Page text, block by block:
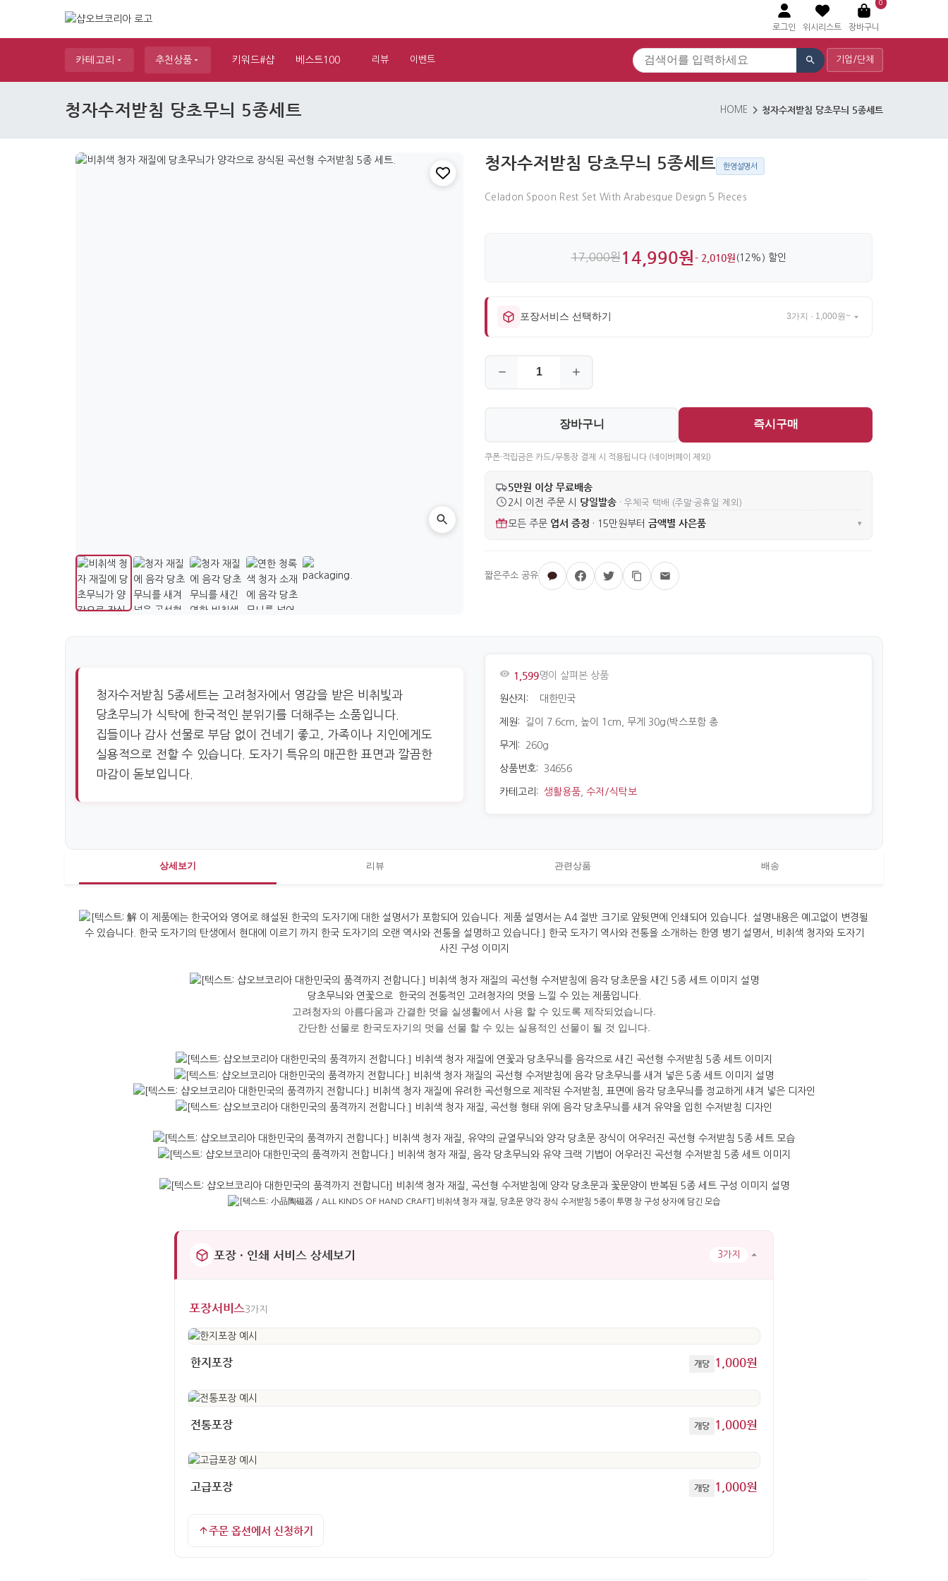
로그인 위시리스트
0
장바구니
카테고리 추천상품 키워드#샵 베스트100 리뷰 이벤트 기업/단체
청자수저받침 당초무늬 5종세트 HOME 청자수저받침 당초무늬 5종세트
청자수저받침 당초무늬 5종세트 한영설명서
Celadon Spoon Rest Set With Arabesque Design 5 Pieces
17,000원14,990원 - 2,010원 (12%) 할인
포장서비스 선택하기 3가지 · 1,000원~
장바구니 즉시구매
쿠폰·적립금은 카드/무통장 결제 시 적용됩니다 (네이버페이 제외)
5만원 이상 무료배송
2시 이전 주문 시 당일발송 · 우체국 택배 (주말·공휴일 제외)
모든 주문 엽서 증정 · 15만원부터 금액별 사은품 ▾
청자수저받침 5종세트는 고려청자에서 영감을 받은 비취빛과
당초무늬가 식탁에 한국적인 분위기를 더해주는 소품입니다.
집들이나 감사 선물로 부담 없이 건네기 좋고, 가족이나 지인에게도
실용적으로 전할 수 있습니다. 도자기 특유의 매끈한 표면과 깔끔한
마감이 돋보입니다.
1,599명이 살펴본 상품
원산지: 대한민국
제원: 길이 7.6cm, 높이 1cm, 무게 30g(박스포함 총
무게: 260g
상품번호: 34656
카테고리: 생활용품 수저/식탁보
상세보기 리뷰 관련상품 배송
당초무늬와 연꽃으로 한국의 전통적인 고려청자의 멋을 느낄 수 있는 제품입니다.
고려청자의 아름다움과 간결한 멋을 실생활에서 사용 할 수 있도록 제작되었습니다.
간단한 선물로 한국도자기의 멋을 선물 할 수 있는 실용적인 선물이 될 것 입니다.
포장 · 인쇄 서비스 상세보기 3가지
포장서비스3가지
한지포장 개당 1,000원
전통포장 개당 1,000원
고급포장 개당 1,000원
주문 옵션에서 신청하기